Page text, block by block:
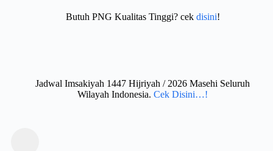
Butuh PNG Kualitas Tinggi? cek disini!
Jadwal Imsakiyah 1447 Hijriyah / 2026 Masehi Seluruh
Wilayah Indonesia. Cek Disini…!